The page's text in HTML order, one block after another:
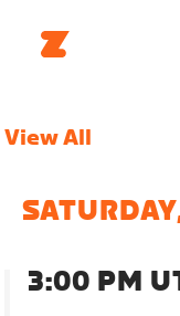
View All
3:00 PM